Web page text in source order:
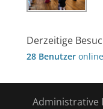
Derzeitige
28 Benutzer online
Administrative